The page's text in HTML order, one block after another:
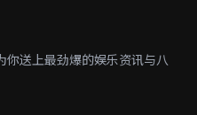
送上最劲爆的娱乐资讯与八